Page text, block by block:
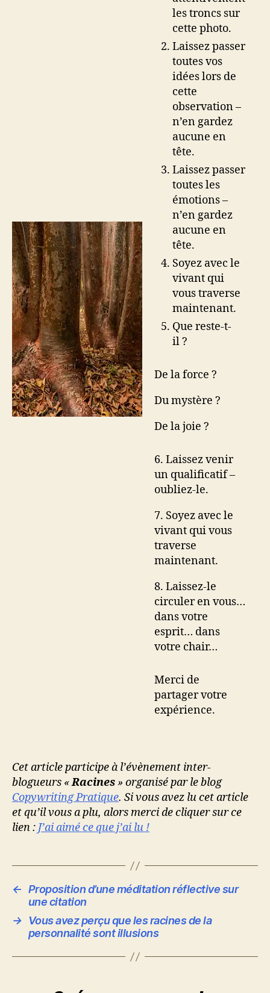
les troncs sur
cette photo.
Laissez passer
toutes vos
idées lors de
cette
observation –
n’en gardez
aucune en
tête.
Laissez passer
toutes les
émotions –
n’en gardez
aucune en
tête.
Soyez avec le
vivant qui
vous traverse
maintenant.
Que reste-t-
il ?
De la force ?
Du mystère ?
De la joie ?
6. Laissez venir
un qualificatif –
oubliez-le.
7. Soyez avec le
vivant qui vous
traverse
maintenant.
8. Laissez-le
circuler en vous…
dans votre
esprit… dans
votre chair…
Merci de
partager votre
expérience.
Cet article participe à l’évènement inter-
blogueurs «Racines» organisé par le blog
CopywritingPratique. Si vous avez lu cet article
et qu’il vous a plu, alors merci de cliquer sur ce
lien : J’ai aimé ce que j’ai lu !
← Proposition d’une méditation réflective sur
une citation
→
Vous avez perçu que les racines de la
personnalité sont illusions